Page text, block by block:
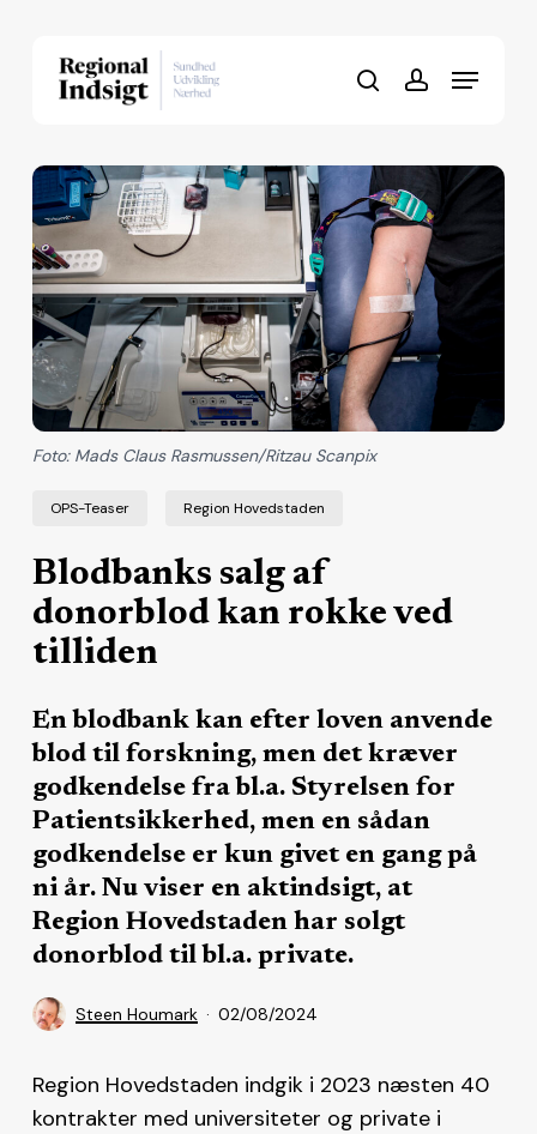
searchaccount
Menu
OPS-Teaser Region Hovedstaden
Blodbanks salg af
donorblod kan rokke ved
tilliden
En blodbank kan efter loven anvende
blod til forskning, men det kræver
godkendelse fra bl.a. Styrelsen for
Patientsikkerhed, men en sådan
godkendelse er kun givet en gang på
ni år. Nu viser en aktindsigt, at
Region Hovedstaden har solgt
donorblod til bl.a. private.
Steen Houmark 02/08/2024
Foto: Mads Claus Rasmussen/Ritzau Scanpix
Region Hovedstaden indgik i 2023 næsten 40
kontrakter med universiteter og private i
Close